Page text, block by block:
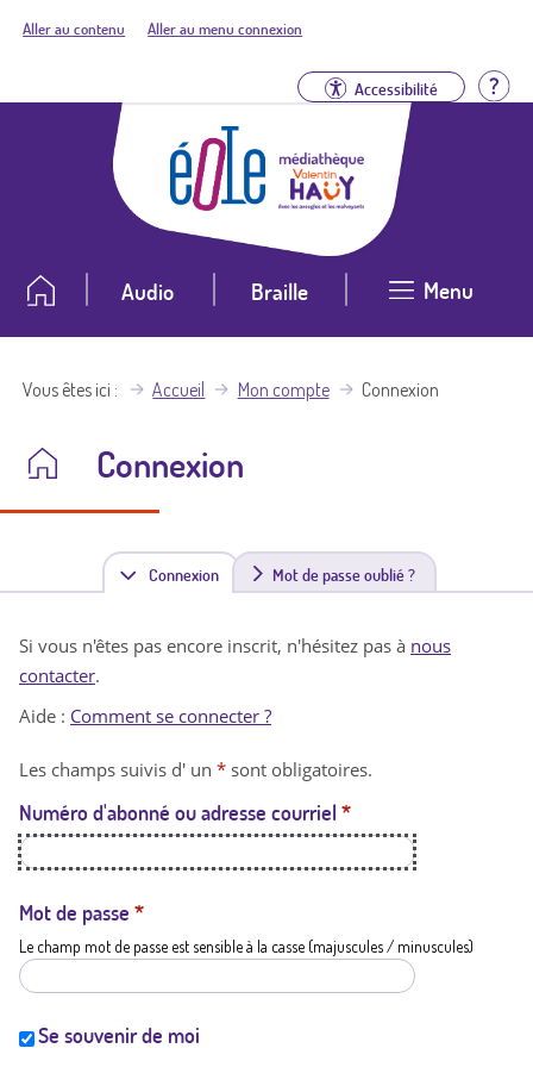
Aller au contenu Aller au menu connexion
Accessibilité
Audio Braille Menu
Vous êtes ici Accueil Mon compte Connexion
Connexion
Connexion(
n
t
a
t
i
Mot de passe oublié ?
Si vous n'êtes pas encore inscrit, n'hésitez pas à nous
contacter.
Aide : Comment se connecter ?
Les champs suivis d' un * sont obligatoires.
Numéro d'abonné ou adresse courriel *
Mot de passe *
Le champ mot de passe est sensible à la casse (majuscules / minuscules)
Se souvenir de moi